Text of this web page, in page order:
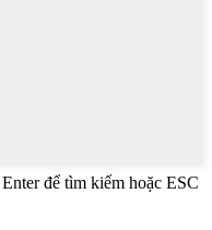
để tìm kiếm hoặc ESC